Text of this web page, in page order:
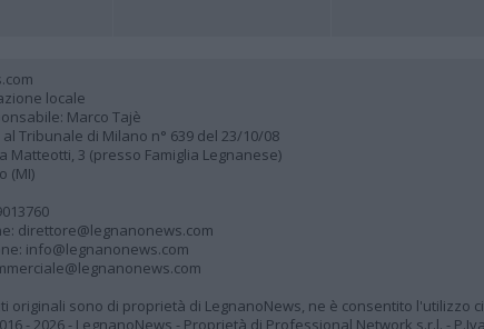
locale
Marco Tajè
Tribunale di Milano n° 639 del 23/10/08
Matteotti, 3 (presso Famiglia Legnanese)
(MI)
direttore@legnanonews.com
info@legnanonews.com
originali sono di proprietà di LegnanoNews, ne è consentito
- 2026 - LegnanoNews - Proprietà di Professional Network s.r.l. -